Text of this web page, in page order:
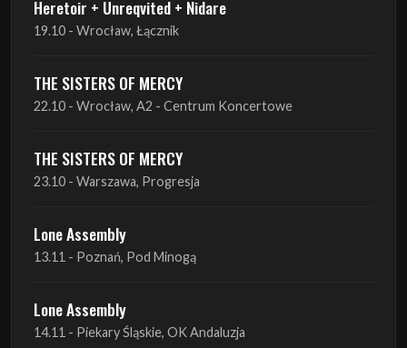
22.10 - Wrocław, A2 - Centrum Koncertowe
THE SISTERS OF MERCY
Lone Assembly
Lone Assembly
14.11 - Piekary Śląskie, OK Andaluzja
Lone Assembly
15.11 - Warszawa, Potok